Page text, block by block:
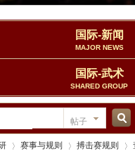
国际-新闻
MAJOR NEWS
国际-武术
SHARED GROUP
帖子
搜
赛事与规则 搏击赛规则